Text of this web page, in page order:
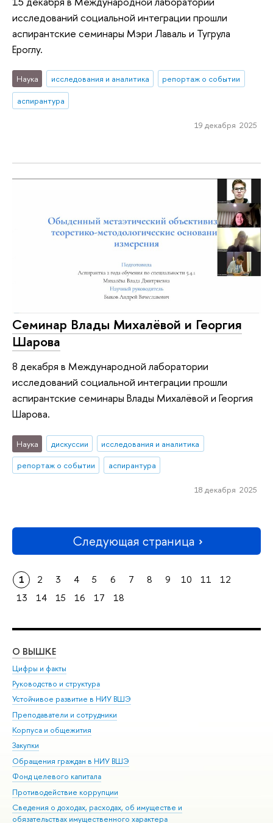
исследований социальной интеграции прошли
аспирантские семинары Мэри Лаваль и Тугрула
Ероглу.
Наука исследования и аналитика
репортаж о событии
аспирантура
19 декабря 2025
Семинар Влады Михалёвой и Георгия
Шарова
8 декабря в Международной лаборатории
исследований социальной интеграции прошли
аспирантские семинары Влады Михалёвой и Георгия
Шарова.
Наука дискуссии
исследования и аналитика
репортаж о событии
аспирантура
18 декабря 2025
Следующая страница
1 2 3 4 5 6 7 8 9 10 11
12
13
14 15 16 17 18
О ВЫШКЕ
Цифры и факты
Руководство и структура
Устойчивое развитие в НИУ ВШЭ
Преподаватели и сотрудники
Корпуса и общежития
Закупки
Обращения граждан в НИУ ВШЭ
Фонд целевого капитала
Противодействие коррупции
Сведения о доходах, расходах, об имуществе и
обязательствах имущественного характера